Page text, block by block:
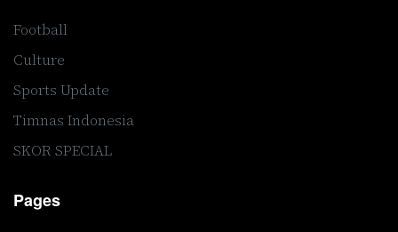
Football
Culture
Sports Update
Timnas Indonesia
SKOR SPECIAL
Pages